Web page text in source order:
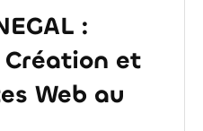
:
et
Web au